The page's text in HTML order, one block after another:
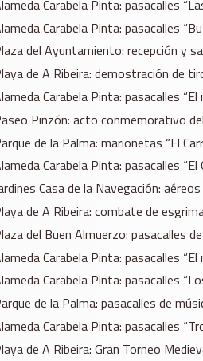
Carabela Pinta: pasacalles
Carabela Pinta: pasacalles
del Ayuntamiento: recepción y
de A Ribeira: demostración de
Carabela Pinta: pasacalles
Pinzón: acto conmemorativo
de la Palma: marionetas “El
Carabela Pinta: pasacalles
Casa de la Navegación:
de A Ribeira: combate de
del Buen Almuerzo: pasacalles
Carabela Pinta: pasacalles
Carabela Pinta: pasacalles
de la Palma: pasacalles de
Carabela Pinta: pasacalles
de A Ribeira: Gran Torneo